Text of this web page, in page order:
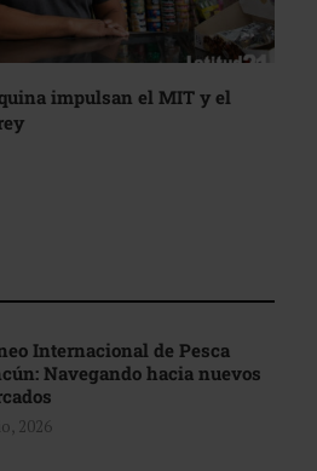
impulsan el MIT y el
Internacional de Pesca
Navegando hacia nuevos
2026